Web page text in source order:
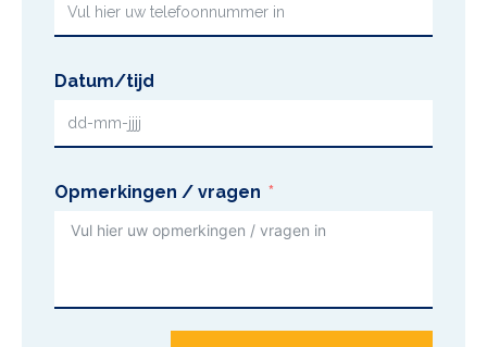
Datum/tijd
Opmerkingen / vragen